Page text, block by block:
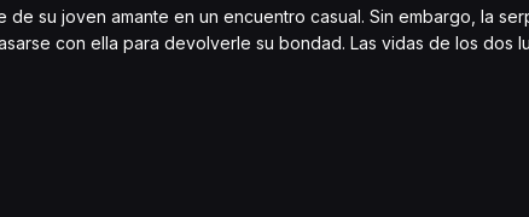
su joven amante en un encuentro casual. Sin embargo, la
con ella para devolverle su bondad. Las vidas de los dos